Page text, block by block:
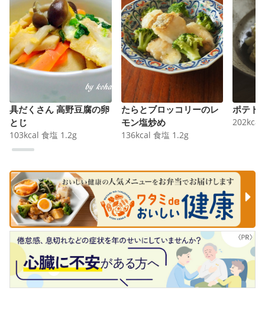
具だくさん 高野豆腐の卵
とじ
103kcal 食塩 1.2g
たらとブロッコリーのレ
モン塩炒め
136kcal 食塩 1.2g
ポテト
202kcal